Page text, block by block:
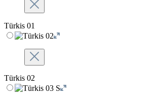
Türkis 01
Türkis 02